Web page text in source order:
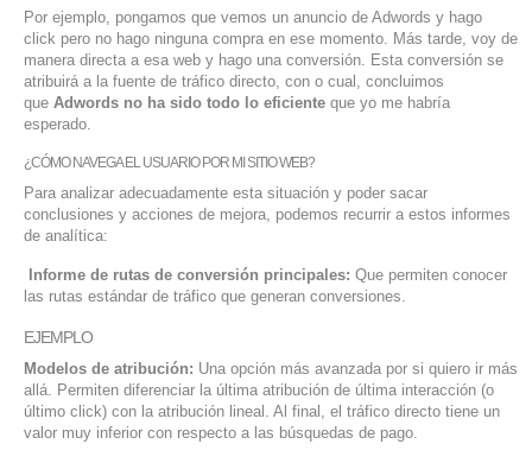
Por ejemplo, pongamos que vemos un anuncio de Adwords y hago
click pero no hago ninguna compra en ese momento. Más tarde, voy de
manera directa a esa web y hago una conversión. Esta conversión se
atribuirá a la fuente de tráfico directo, con o cual, concluimos
que Adwords no ha sido todo lo eficiente que yo me habría
esperado.
¿CÓMO NAVEGA EL USUARIO POR MI SITIO WEB?
Para analizar adecuadamente esta situación y poder sacar
conclusiones y acciones de mejora, podemos recurrir a estos informes
de analítica:
Informe de rutas de conversión principales: Que permiten conocer
las rutas estándar de tráfico que generan conversiones.
EJEMPLO
Modelos de atribución: Una opción más avanzada por si quiero ir más
allá. Permiten diferenciar la última atribución de última interacción (o
último click) con la atribución lineal. Al final, el tráfico directo tiene un
valor muy inferior con respecto a las búsquedas de pago.